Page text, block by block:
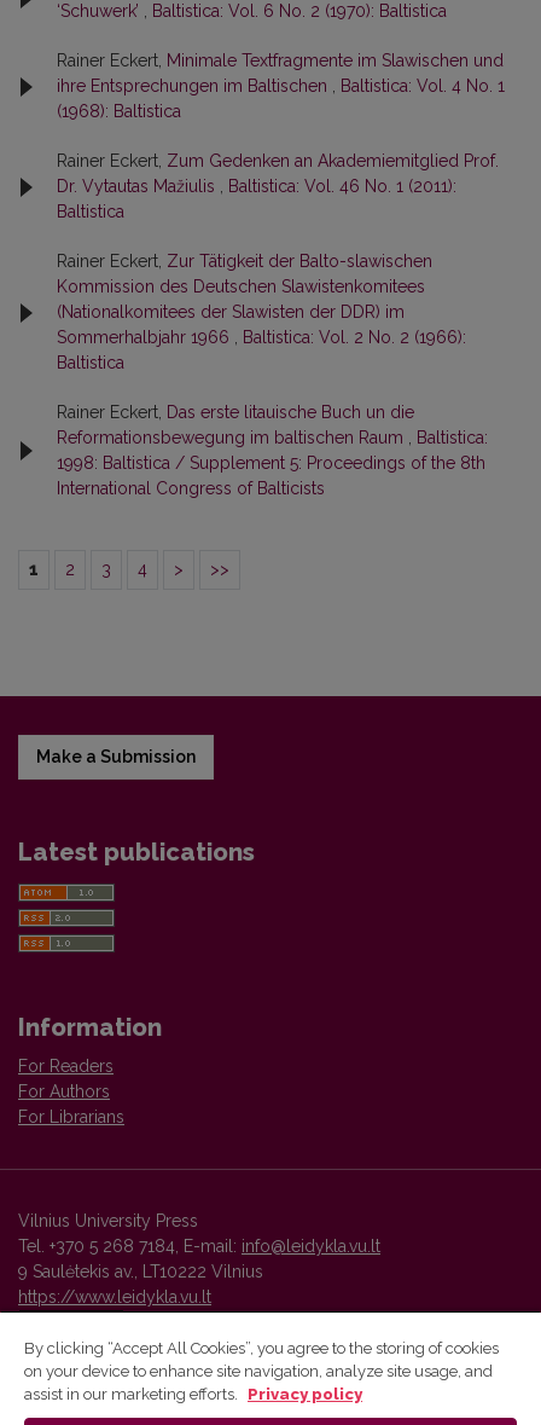
‘Schuwerk’ , Baltistica: Vol. 6 No. 2 (1970): Baltistica
Rainer Eckert, Minimale Textfragmente im Slawischen und
ihre Entsprechungen im Baltischen , Baltistica: Vol. 4 No. 1
(1968): Baltistica
Rainer Eckert, Zum Gedenken an Akademiemitglied Prof.
Dr. Vytautas Mažiulis , Baltistica: Vol. 46 No. 1 (2011):
Baltistica
Rainer Eckert, Zur Tätigkeit der Balto-slawischen
Kommission des Deutschen Slawistenkomitees
(Nationalkomitees der Slawisten der DDR) im
Sommerhalbjahr 1966 , Baltistica: Vol. 2 No. 2 (1966):
Baltistica
Rainer Eckert, Das erste litauische Buch un die
Reformationsbewegung im baltischen Raum , Baltistica:
1998: Baltistica / Supplement 5: Proceedings of the 8th
International Congress of Balticists
1 2 3 4 > >>
Make a Submission
Latest publications
Information
For Readers
For Authors
For Librarians
Vilnius University Press
Tel. +370 5 268 7184, E-mail: info@leidykla.vu.lt
9 Saulėtekis av., LT10222 Vilnius
https://www.leidykla.vu.lt
Vilnius University Press platform and metadata are distributed by
By clicking “Accept All Cookies”, you agree to the storing of cookies
on your device to enhance site navigation, analyze site usage, and
assist in our marketing efforts.
Privacy policy